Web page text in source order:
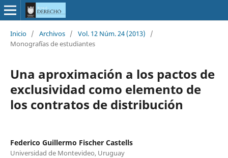
Inicio / Archivos / Vol. 12 Núm. 24 (2013)
/
Monografías de estudiantes
Una aproximación a los pactos de
exclusividad como elemento de
los contratos de distribución
Federico Guillermo Fischer Castells
Universidad de Montevideo, Uruguay